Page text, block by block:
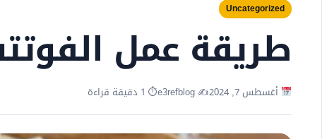
Uncategorized
طريقة عمل
أغسطس 7, 2024 ✍️ e3refblog ⏱ 1 دقيقة قراءة